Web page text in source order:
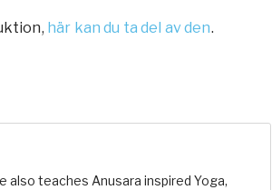
här kan du ta del av den.
also teaches Anusara inspired Yoga,